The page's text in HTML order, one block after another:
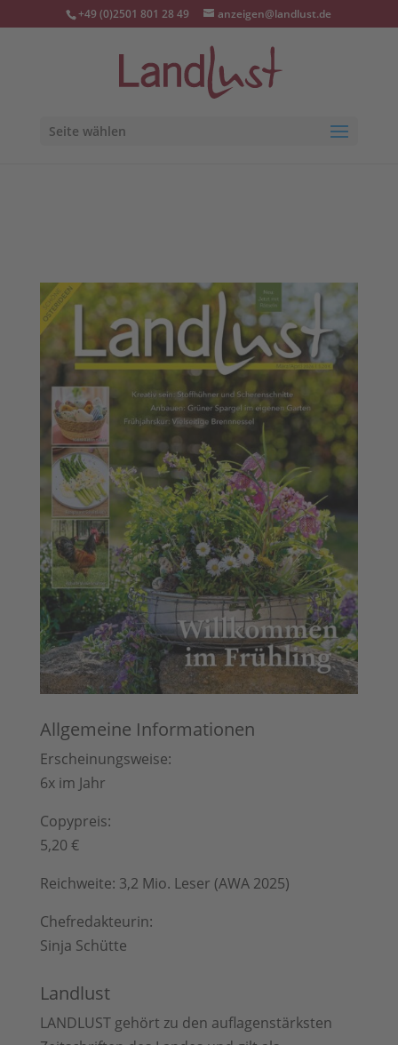
+49 (0)2501 801 28 49 anzeigen@landlust.de
Seite wählen
Allgemeine Informationen
Erscheinungsweise:
6x im Jahr
Copypreis:
5,20 €
Reichweite: 3,2 Mio. Leser (AWA 2025)
Chefredakteurin:
Sinja Schütte
Landlust
LANDLUST gehört zu den auflagenstärksten